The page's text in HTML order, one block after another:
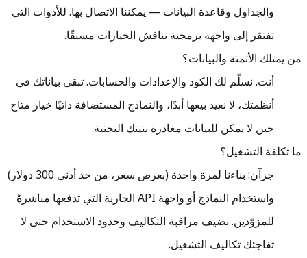
والجداول وقاعدة البيانات — يمكننا الاتصال بها. للأدوات التي
تفتقر إلى واجهة برمجية نناقش الخيارات مسبقًا.
من يمتلك الأتمتة والبيانات؟
أنت. نسلّم لك الكود والإعدادات والحسابات. تبقى بياناتك في
أنظمتك، لا نعيد بيعها أبدًا، والنماذج المستضافة ذاتيًا خيار متاح
حين لا يمكن للبيانات مغادرة بنيتك التحتية.
ما تكلفة التشغيل؟
جزآن: بناءنا لمرة واحدة (بعرض سعر، من حد أدنى 300 دولار)
واستخدام النماذج أو واجهة API الجارية التي تدفعها مباشرةً
للمزوّدين. نضيف مراقبة التكاليف وحدود الاستخدام حتى لا
تفاجئك تكاليف التشغيل.